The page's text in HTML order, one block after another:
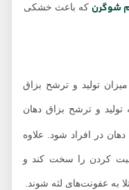
که باعث خشکی
و ترشح بزاق
و ترشح بزاق دهان
افراد شود. علاوه
کردن را سخت کند و
عفونت‌های لثه شوند.